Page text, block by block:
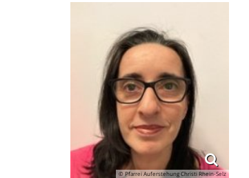
© Pfarrei Auferstehung Christi Rhein-Selz